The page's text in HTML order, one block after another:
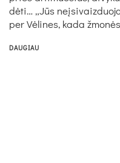
dėti… „Jūs
per Vėlines, kada
DAUGIAU